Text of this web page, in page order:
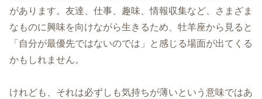
があります。友達、仕事、趣味、情報収集など、さまざま
なものに興味を向けながら生きるため、牡羊座から見ると
「自分が最優先ではないのでは」と感じる場面が出てくる
かもしれません。
けれども、それは必ずしも気持ちが薄いという意味ではあ